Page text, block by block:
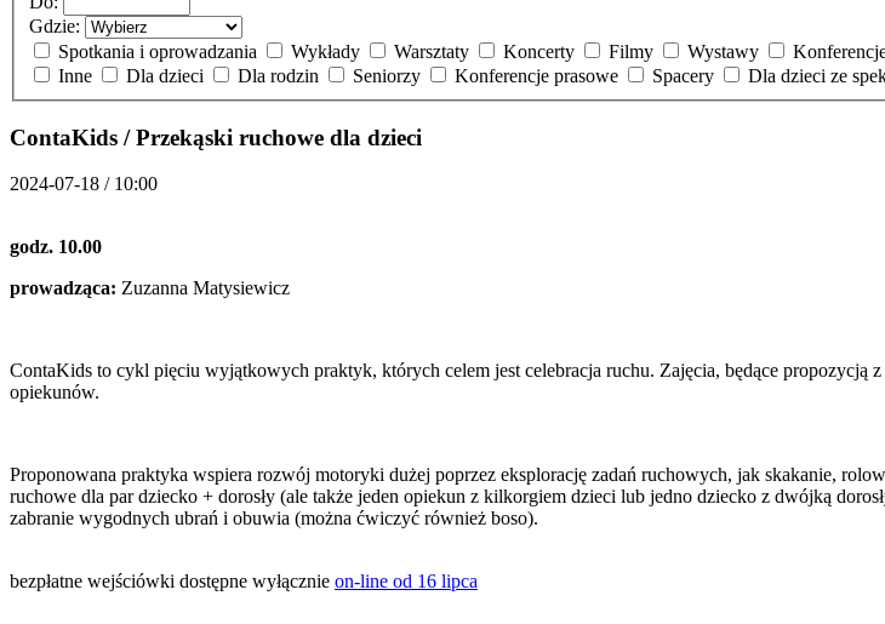
Gdzie:
Spotkania i oprowadzania
Wykłady Warsztaty Koncerty Filmy Wystawy
Inne
Dla dzieci Dla rodzin Seniorzy Konferencje prasowe Spacery Dla dzieci ze
ContaKids / Przekąski ruchowe dla dzieci
2024-07-18 / 10:00
godz. 10.00
prowadząca: Zuzanna Matysiewicz
ContaKids to cykl pięciu wyjątkowych praktyk, których celem jest celebracja ruchu. Zajęcia, będące
opiekunów.
Proponowana praktyka wspiera rozwój motoryki dużej poprzez eksplorację zadań ruchowych, jak skakanie,
ruchowe dla par dziecko + dorosły (ale także jeden opiekun z kilkorgiem dzieci lub jedno dziecko z dwójką
zabranie wygodnych ubrań i obuwia (można ćwiczyć również boso).
bezpłatne wejściówki dostępne wyłącznie on-line od 16 lipca